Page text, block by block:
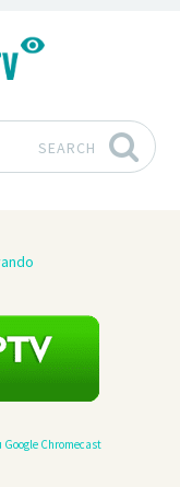
SEARCH
Google Chromecast